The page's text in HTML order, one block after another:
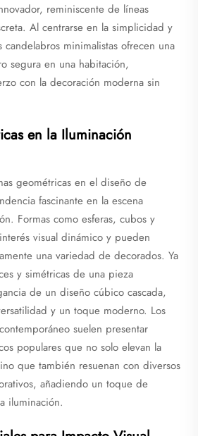
reminiscente de líneas
Al centrarse en la simplicidad y
minimalistas ofrecen una
segura en una habitación,
con la decoración moderna sin
en la Iluminación
geométricas en el diseño de
fascinante en la escena
Formas como esferas, cubos y
visual dinámico y pueden
una variedad de decorados. Ya
y simétricas de una pieza
de un diseño cúbico cascada,
y un toque moderno. Los
suelen presentar
populares que no solo elevan la
que también resuenan con diversos
añadiendo un toque de
iluminación.